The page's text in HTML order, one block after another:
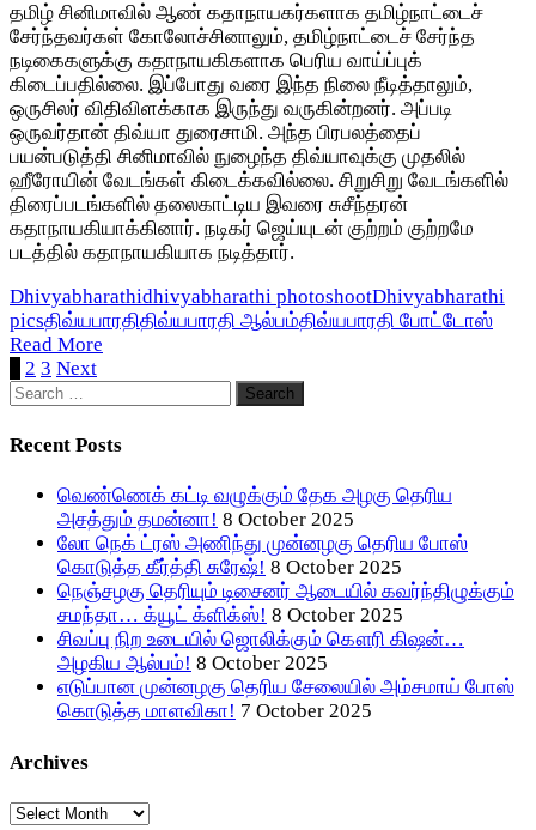
தமிழ் சினிமாவில் ஆண் கதாநாயகர்களாக தமிழ்நாட்டைச்
சேர்ந்தவர்கள் கோலோச்சினாலும், தமிழ்நாட்டைச் சேர்ந்த
நடிகைகளுக்கு கதாநாயகிகளாக பெரிய வாய்ப்புக்
கிடைப்பதில்லை. இப்போது வரை இந்த நிலை நீடித்தாலும்,
ஒருசிலர் விதிவிளக்காக இருந்து வருகின்றனர். அப்படி
ஒருவர்தான் திவ்யா துரைசாமி. அந்த பிரபலத்தைப்
பயன்படுத்தி சினிமாவில் நுழைந்த திவ்யாவுக்கு முதலில்
ஹீரோயின் வேடங்கள் கிடைக்கவில்லை. சிறுசிறு வேடங்களில்
திரைப்படங்களில் தலைகாட்டிய இவரை சுசீந்தரன்
கதாநாயகியாக்கினார். நடிகர் ஜெய்யுடன் குற்றம் குற்றமே
படத்தில் கதாநாயகியாக நடித்தார்.
Dhivyabharathidhivyabharathi photoshootDhivyabharathi
picsதிவ்யபாரதிதிவ்யபாரதி ஆல்பம்திவ்யபாரதி போட்டோஸ்
Read More
Posts
pagination
2 3 Next
Search
Recent Posts
வெண்ணெக் கட்டி வழுக்கும் தேக அழகு தெரிய
அசத்தும் தமன்னா! 8 October 2025
லோ நெக் ட்ரஸ் அணிந்து முன்னழகு தெரிய போஸ்
கொடுத்த கீர்த்தி சுரேஷ்! 8 October 2025
நெஞ்சழகு தெரியும் டிசைனர் ஆடையில் கவர்ந்திழுக்கும்
சமந்தா… க்யூட் க்ளிக்ஸ்! 8 October 2025
சிவப்பு நிற உடையில் ஜொலிக்கும் கௌரி கிஷன்…
அழகிய ஆல்பம்! 8 October 2025
எடுப்பான முன்னழகு தெரிய சேலையில் அம்சமாய் போஸ்
கொடுத்த மாளவிகா! 7 October 2025
Archives
Archives